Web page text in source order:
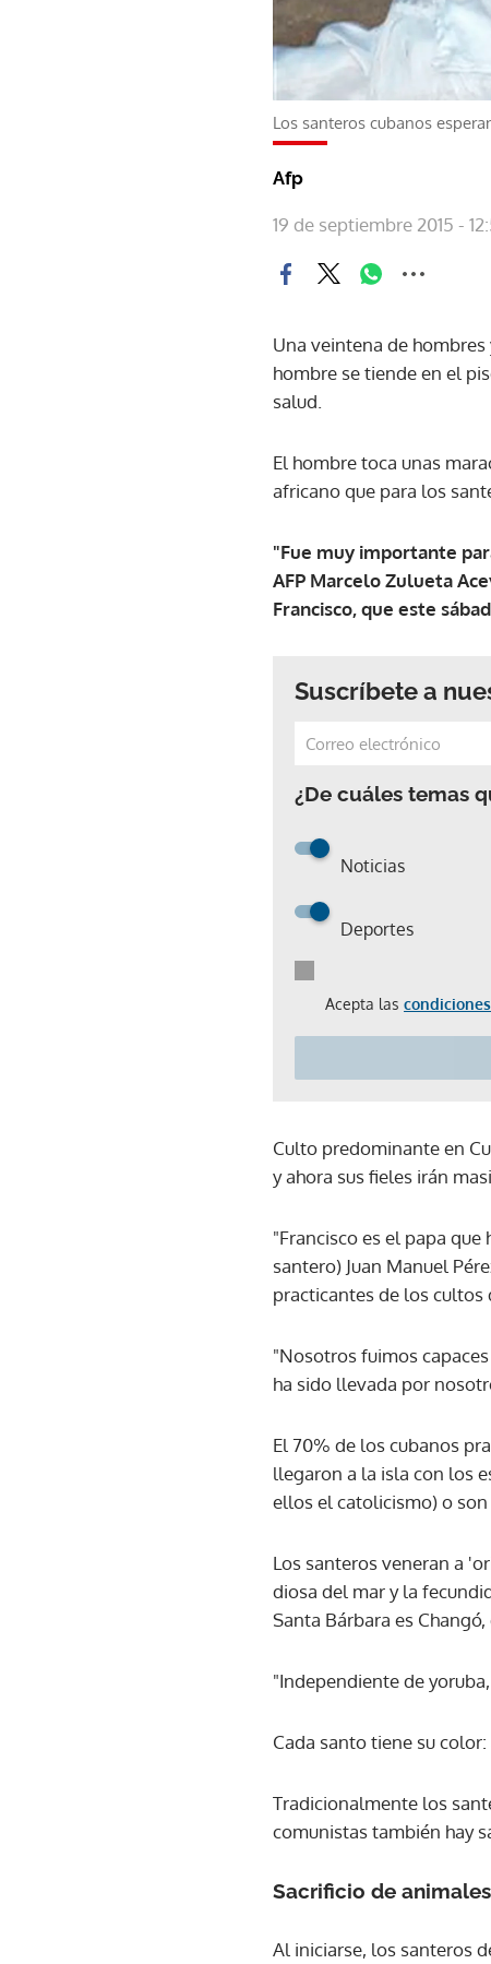
Los santeros cubanos
Afp
19 de septiembre 2015 -
Una veintena de
hombre se tiende en el
salud.
El hombre toca unas
africano que para los
"Fue muy importante
AFP Marcelo Zulueta
Francisco, que este
Suscríbete a
¿De cuáles temas
Noticias
Deportes
Acepta las
Culto predominante en
y ahora sus fieles irán
"Francisco es el papa
santero) Juan Manuel
practicantes de los cultos
"Nosotros fuimos
ha sido llevada por
El 70% de los cubanos
llegaron a la isla con los
ellos el catolicismo) o son
Los santeros veneran a
diosa del mar y la
Santa Bárbara es
"Independiente de
Cada santo tiene su
Tradicionalmente los
comunistas también hay
Sacrificio de animales
Al iniciarse, los santeros